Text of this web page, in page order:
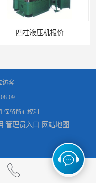
四柱液压机报价
1000吨四柱液压机
访客
09
保留所有权利.
管理员入口 网站地图